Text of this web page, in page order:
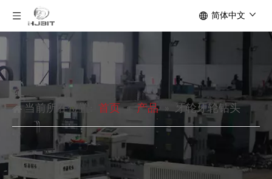
简体中文
当前所在位置: 首页 » 产品 » 牙轮牙轮钻头